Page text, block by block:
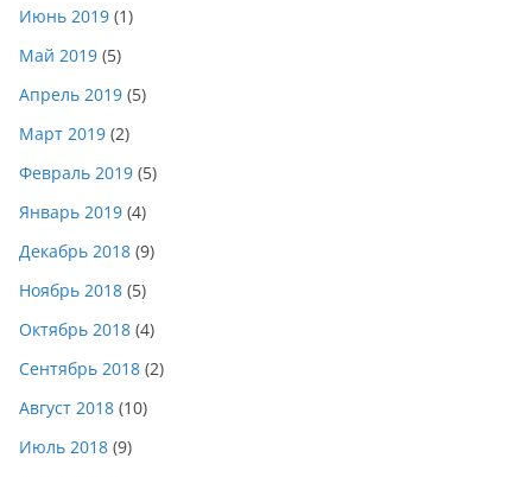
Июнь 2019 (1)
Май 2019 (5)
Апрель 2019 (5)
Март 2019 (2)
Февраль 2019 (5)
Январь 2019 (4)
Декабрь 2018 (9)
Ноябрь 2018 (5)
Октябрь 2018 (4)
Сентябрь 2018 (2)
Август 2018 (10)
Июль 2018 (9)